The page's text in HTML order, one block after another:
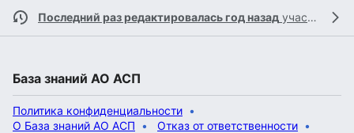
Последний раз редактировалась год назад участником
База знаний АО АСП
Политика конфиденциальности
О База знаний АО АСП
Отказ от ответственности